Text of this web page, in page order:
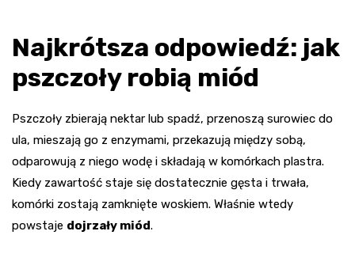
Najkrótsza odpowiedź: jak
pszczoły robią miód
Pszczoły zbierają nektar lub spadź, przenoszą surowiec do
ula, mieszają go z enzymami, przekazują między sobą,
odparowują z niego wodę i składają w komórkach plastra.
Kiedy zawartość staje się dostatecznie gęsta i trwała,
komórki zostają zamknięte woskiem. Właśnie wtedy
powstaje dojrzały miód.